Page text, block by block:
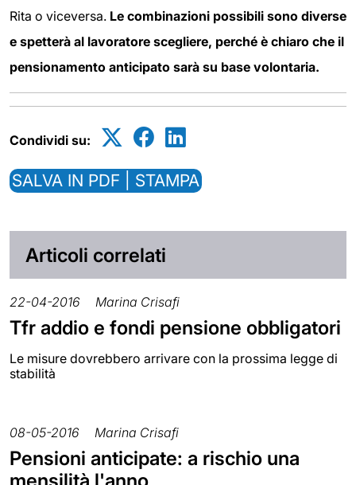
Rita o viceversa. Le combinazioni possibili sono diverse
e spetterà al lavoratore scegliere, perché è chiaro che il
pensionamento anticipato sarà su base volontaria.
Condividi su:
SALVA IN PDF | STAMPA
Articoli correlati
22-04-2016 Marina Crisafi
Tfr addio e fondi pensione obbligatori
Le misure dovrebbero arrivare con la prossima legge di
stabilità
08-05-2016 Marina Crisafi
Pensioni anticipate: a rischio una
mensilità l'anno